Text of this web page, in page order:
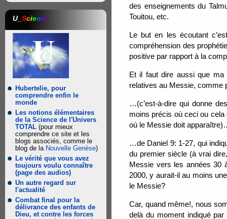
U_ Science
Hubertelie, pour
comprendre enfin le
monde
Les notions élémentaires
de la Science de l'Univers
TOTAL (pour mieux
comprendre ce site et les
blogs associés, comme le
blog de la Nouvelle Genèse)
Le vérité que vous avez
toujours voulu connaître
(page des audios)
Un autre regard sur
l'actualité
Combat final pour la
délivrance des enfants de
Dieu, et contre les forces
des enseignements du
Touitou, etc.
Le but en les écoutant
compréhension des
positive par rapport à la
Et il faut dire aussi que ma
relatives au Messie, comme
…(c’est-à-dire qui donne
moins précis où ceci ou
où le Messie doit
…de Daniel 9: 1-27, qui
du premier siècle (à vrai
Messie vers les années 30
2000, y aurait-il au moins
le Messie?
Car, quand même!, nous
delà du moment indiqué